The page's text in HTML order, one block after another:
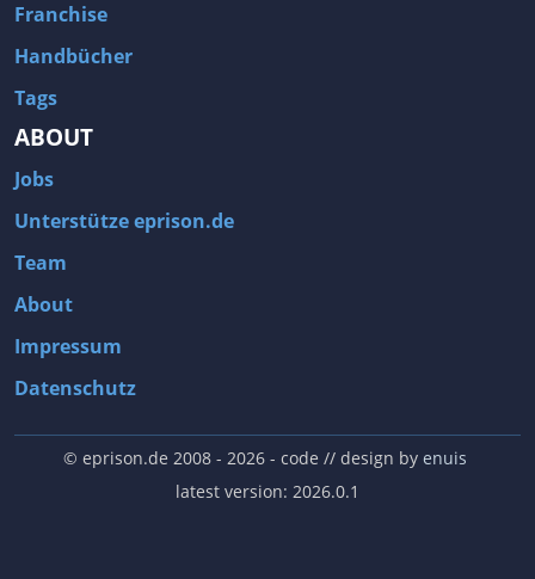
Franchise
Handbücher
Tags
ABOUT
Jobs
Unterstütze eprison.de
Team
About
Impressum
Datenschutz
© eprison.de 2008 - 2026- code // design by enuis
latest version: 2026.0.1